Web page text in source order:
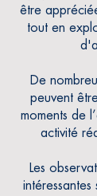
être
tout en
De
peuvent
moments de
activité
Les
intéressantes